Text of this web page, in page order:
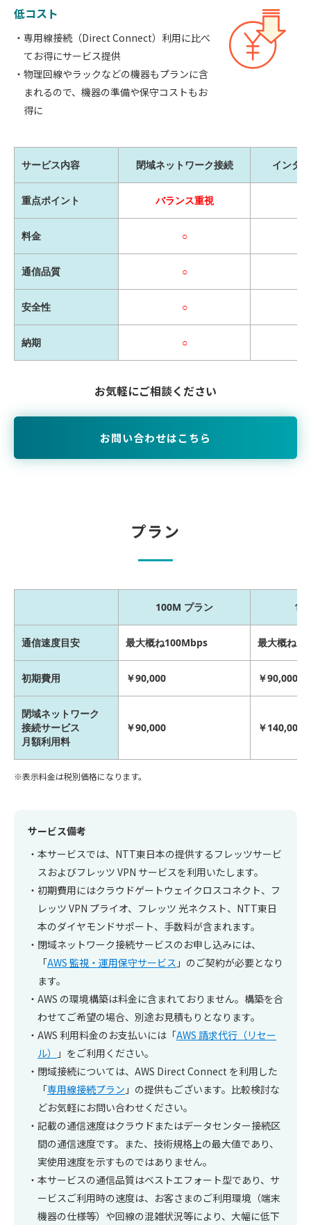
低コスト
専用線接続（Direct Connect）利用に比べ
てお得にサービス提供
物理回線やラックなどの機器もプランに含
まれるので、機器の準備や保守コストもお
得に
サービス内容 閉域ネットワーク接続 インタ
重点ポイント バランス重視
料金 ○
通信品質 ○
安全性 ○
納期 ○
お気軽にご相談ください
お問い合わせはこちら
プラン
100M プラン 1G
通信速度目安 最大概ね100Mbps 最大概ね
初期費用 ￥90,000 ￥90,000
閉域ネットワーク
接続サービス
月額利用料
￥90,000 ￥140,000
表示料金は税別価格になります。
サービス備考
本サービスでは、NTT東日本の提供するフレッツサービ
スおよびフレッツ VPN サービスを利用いたします。
初期費用にはクラウドゲートウェイクロスコネクト、フ
レッツ VPN プライオ、フレッツ 光ネクスト、NTT東日
本のダイヤモンドサポート、手数料が含まれます。
閉域ネットワーク接続サービスのお申し込みには、
「AWS 監視・運用保守サービス 」のご契約が必要となり
ます。
AWS の環境構築は料金に含まれておりません。構築を合
わせてご希望の場合、別途お見積もりとなります。
AWS 利用料金のお支払いには「AWS 請求代行（リセー
ル）
」をご利用ください。
閉域接続については、AWS Direct Connect を利用した
「専用線接続プラン 」の提供もございます。比較検討な
どお気軽にお問い合わせください。
記載の通信速度はクラウドまたはデータセンター接続区
間の通信速度です。また、技術規格上の最大値であり、
実使用速度を示すものではありません。
本サービスの通信品質はベストエフォート型であり、サ
ービスご利用時の速度は、お客さまのご利用環境（端末
機器の仕様等）や回線の混雑状況等により、大幅に低下